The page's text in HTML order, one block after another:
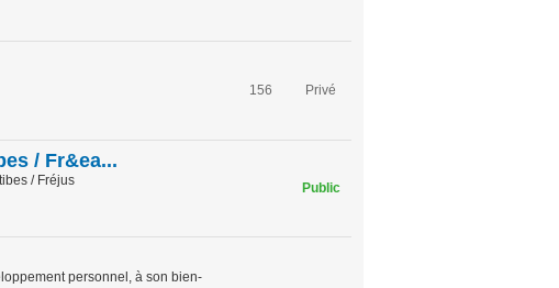
156 Privé
/ Fr&ea...
/ Fréjus Public
personnel, à son bien-